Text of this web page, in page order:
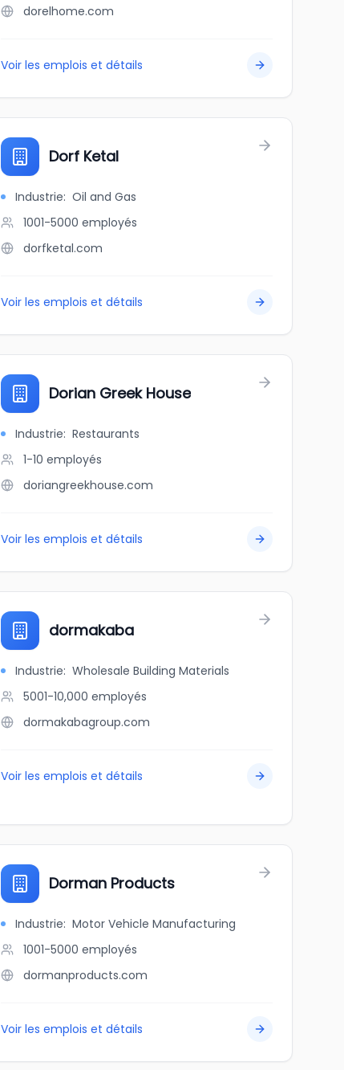
dorelhome.com
Voir les emplois et détails
Dorf Ketal
Industrie: Oil and Gas
1001-5000 employés
dorfketal.com
Voir les emplois et détails
Dorian Greek House
Industrie: Restaurants
1-10 employés
doriangreekhouse.com
Voir les emplois et détails
dormakaba
Industrie: Wholesale Building Materials
5001-10,000 employés
dormakabagroup.com
Voir les emplois et détails
Dorman Products
Industrie: Motor Vehicle Manufacturing
1001-5000 employés
dormanproducts.com
Voir les emplois et détails